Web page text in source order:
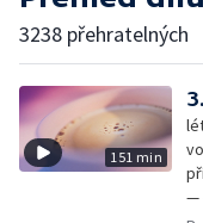
3238 přehratelných
151 min
—